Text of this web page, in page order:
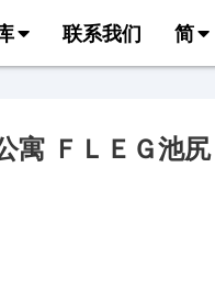
联系我们 简
寓 ＦＬＥＧ池尻